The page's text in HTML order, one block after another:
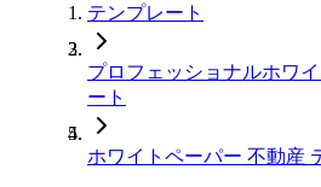
テンプレート
プロフェッショナルホワ
ート
ホワイトペーパー 不動産